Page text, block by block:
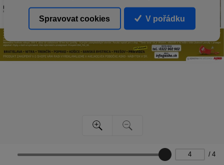
/ 4
Spravovat cookies V pořádku